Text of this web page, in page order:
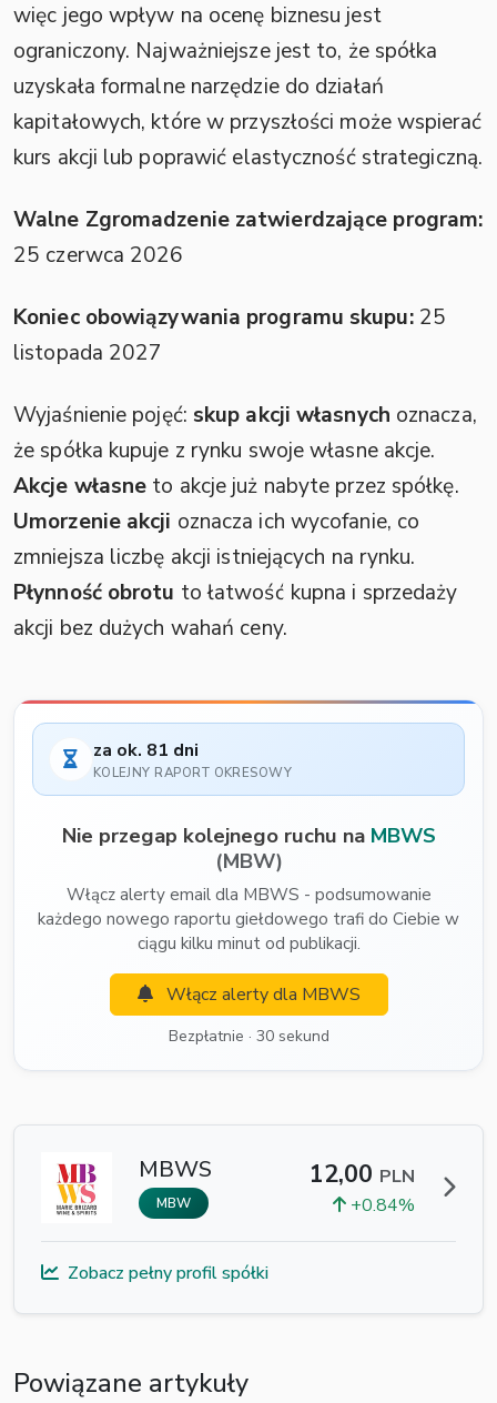
więc jego wpływ na ocenę biznesu jest
ograniczony. Najważniejsze jest to, że spółka
uzyskała formalne narzędzie do działań
kapitałowych, które w przyszłości może wspierać
kurs akcji lub poprawić elastyczność strategiczną.
Walne Zgromadzenie zatwierdzające program:
25 czerwca 2026
Koniec obowiązywania programu skupu:25
listopada 2027
Wyjaśnienie pojęć: skup akcji własnych oznacza,
że spółka kupuje z rynku swoje własne akcje.
Akcje własne to akcje już nabyte przez spółkę.
Umorzenie akcji oznacza ich wycofanie, co
zmniejsza liczbę akcji istniejących na rynku.
Płynność obrotu to łatwość kupna i sprzedaży
akcji bez dużych wahań ceny.
za ok. 81 dni
KOLEJNY RAPORT OKRESOWY
Nie przegap kolejnego ruchu na MBWS
(MBW)
Włącz alerty email dla MBWS - podsumowanie
każdego nowego raportu giełdowego trafi do Ciebie w
ciągu kilku minut od publikacji.
Włącz alerty dla MBWS
Bezpłatnie · 30 sekund
MBWS
MBW
12,00 PLN
+0.84%
Zobacz pełny profil spółki
Powiązane artykuły